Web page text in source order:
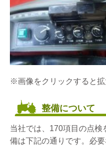
※画像をクリックすると
整備について
当社では、170項目の点
備は下記の通りです。必